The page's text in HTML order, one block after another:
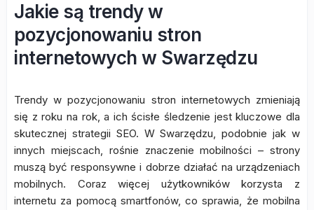
Jakie są trendy w
pozycjonowaniu stron
internetowych w Swarzędzu
Trendy w pozycjonowaniu stron internetowych zmieniają
się z roku na rok, a ich ścisłe śledzenie jest kluczowe dla
skutecznej strategii SEO. W Swarzędzu, podobnie jak w
innych miejscach, rośnie znaczenie mobilności – strony
muszą być responsywne i dobrze działać na urządzeniach
mobilnych. Coraz więcej użytkowników korzysta z
internetu za pomocą smartfonów, co sprawia, że mobilna